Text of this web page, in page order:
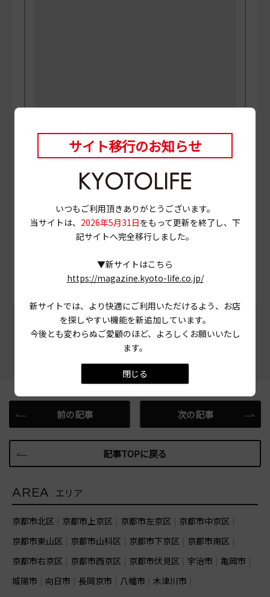
三村博史 MANABU
当ページに掲載されている店舗情報は、2023年7月27
時点のものです。
営業情報やメニュー等が異なる場合がありますので、
事前に確認の上ご利用ください。
# クリームソーダ # 龍安寺 # カフェ
# 御室 # 等持院
この記事をシェアする
前の記事
記事TOPに戻る
次の記事
AREA エリア
京都市北区 京都市上京区 京都市左京区
京都市中京区
京都市東山区
京都市山科区 京都市下京区
京都市南区
京都市右京区
京都市西京区 京都市伏見区 宇治市
亀岡市
城陽市
向日市 長岡京市 八幡市 木津川市
サイト移行のお知らせ
いつもご利用頂きありがとうございます。
当サイトは、 2026年5月31日をもって更新を終了し、下
記サイトへ完全移行しました。
▼新サイトはこちら
https://magazine.kyoto-life.co.jp/
新サイトでは、より快適にご利用いただけるよう、お店
を探しやすい機能を新追加しています。
今後とも変わらぬご愛顧のほど、よろしくお願いいたし
ます。
閉じる